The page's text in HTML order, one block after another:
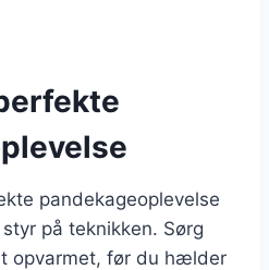
pandekageoplevelse
på teknikken. Sørg
opvarmet, før du hælder